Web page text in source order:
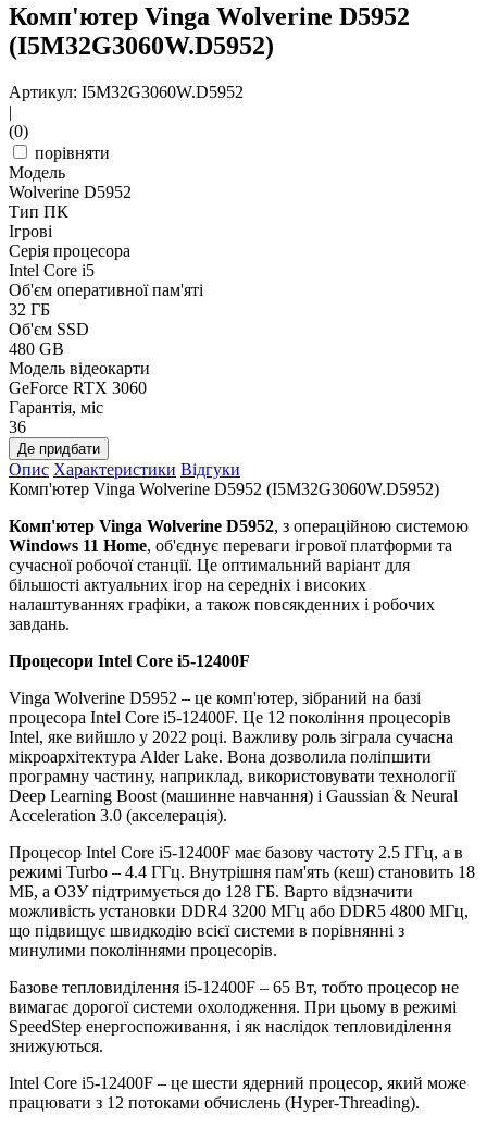
Комп'ютер Vinga Wolverine D5952
(I5M32G3060W.D5952)
Артикул: I5M32G3060W.D5952
|
(0)
порівняти
Модель
Wolverine D5952
Тип ПК
Ігрові
Серія процесора
Intel Core i5
Об'єм оперативної пам'яті
32 ГБ
Об'єм SSD
480 GB
Модель відеокарти
GeForce RTX 3060
Гарантія, міс
36
Де придбати
Опис Характеристики Відгуки
Комп'ютер Vinga Wolverine D5952 (I5M32G3060W.D5952)
Комп'ютер Vinga Wolverine D5952, з операційною системою
Windows 11 Home, об'єднує переваги ігрової платформи та
сучасної робочої станції. Це оптимальний варіант для
більшості актуальних ігор на середніх і високих
налаштуваннях графіки, а також повсякденних і робочих
завдань.
Процесори Intel Core i5-12400F
Vinga Wolverine D5952 – це комп'ютер, зібраний на базі
процесора Intel Core i5-12400F. Це 12 покоління процесорів
Intel, яке вийшло у 2022 році. Важливу роль зіграла сучасна
мікроархітектура Alder Lake. Вона дозволила поліпшити
програмну частину, наприклад, використовувати технології
Deep Learning Boost (машинне навчання) і Gaussian & Neural
Acceleration 3.0 (акселерація).
Процесор Intel Core i5-12400F має базову частоту 2.5 ГГц, а в
режимі Turbo – 4.4 ГГц. Внутрішня пам'ять (кеш) становить 18
МБ, а ОЗУ підтримується до 128 ГБ. Варто відзначити
можливість установки DDR4 3200 МГц або DDR5 4800 МГц,
що підвищує швидкодію всієї системи в порівнянні з
минулими поколіннями процесорів.
Базове тепловиділення i5-12400F – 65 Вт, тобто процесор не
вимагає дорогої системи охолодження. При цьому в режимі
SpeedStep енергоспоживання, і як наслідок тепловиділення
знижуються.
Intel Core i5-12400F – це шести ядерний процесор, який може
працювати з 12 потоками обчислень (Hyper-Threading).